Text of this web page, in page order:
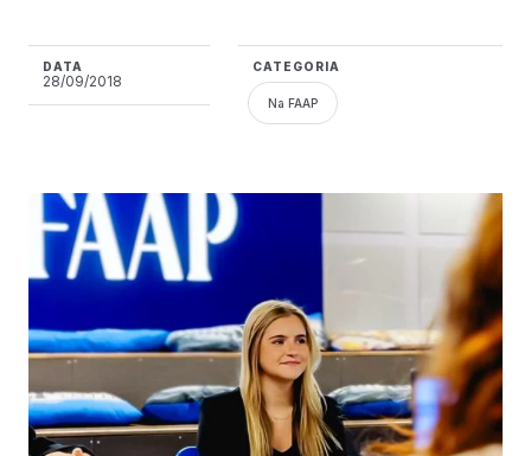
DATA
28/09/2018
CATEGORIA
Na FAAP